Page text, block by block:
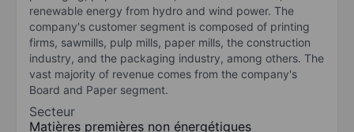
renewable energy from hydro and wind power. The
company's customer segment is composed of printing
firms, sawmills, pulp mills, paper mills, the construction
industry, and the packaging industry, among others. The
vast majority of revenue comes from the company's
Board and Paper segment.
Secteur
Matières premières non énergétiques